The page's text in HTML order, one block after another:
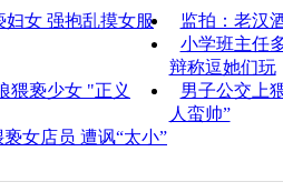
妇女 强抱乱摸女服
监拍：老汉
小学班主任
辩称逗她们玩
猥亵少女 "正义
男子公交上
人蛮帅”
女店员 遭讽“太小”